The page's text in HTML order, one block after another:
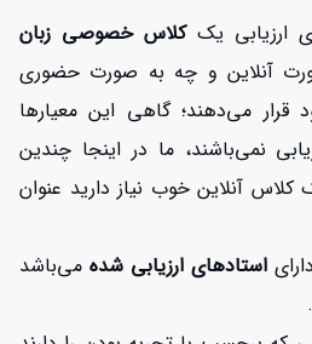
ارزیابی یککلاس خصوصی زبان
آنلاین و چه به صورت حضوری
قرار می‌دهند؛ گاهی این معیارها
نمی‌باشند، ما در اینجا چندین
کلاس آنلاین خوب نیاز دارید عنوان
استادهای ارزیابی شده می‌باشد